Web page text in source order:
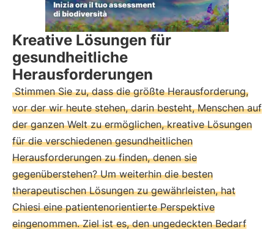
Kreative Lösungen für
gesundheitliche
Herausforderungen
Stimmen Sie zu, dass die größte Herausforderung,
vor der wir heute stehen, darin besteht, Menschen auf
der ganzen Welt zu ermöglichen, kreative Lösungen
für die verschiedenen gesundheitlichen
Herausforderungen zu finden, denen sie
gegenüberstehen? Um weiterhin die besten
therapeutischen Lösungen zu gewährleisten, hat
Chiesi eine patientenorientierte Perspektive
eingenommen. Ziel ist es, den ungedeckten Bedarf